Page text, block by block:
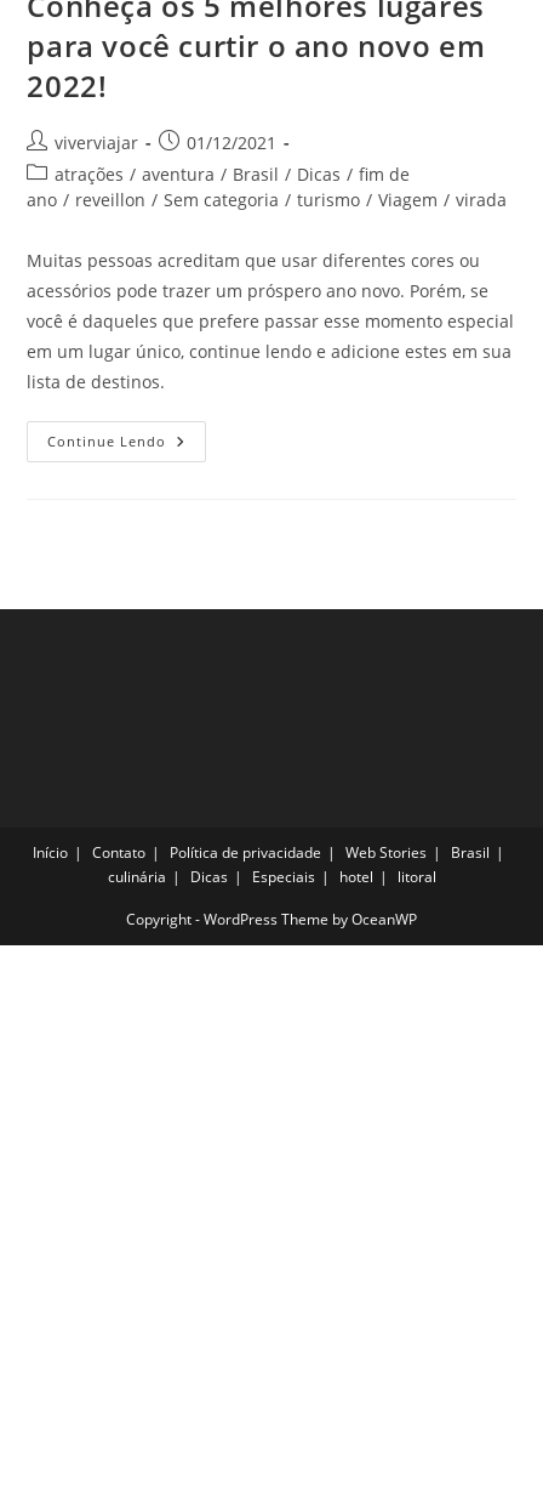
para você curtir o ano novo em
2022!
Autor
do
post:
viverviajar
Post
publicado:
01/12/2021
Categoria
do
atrações / aventura / Brasil / Dicas / fim de
ano / reveillon / Sem categoria / turismo / Viagem / virada
Muitas pessoas acreditam que usar diferentes cores ou
acessórios pode trazer um próspero ano novo. Porém, se
você é daqueles que prefere passar esse momento especial
em um lugar único, continue lendo e adicione estes em sua
lista de destinos.
Continue Lendo Conheça
Os
Novo
Início Contato Política de privacidade Web Stories
Brasil
culinária
Dicas Especiais hotel litoral
Copyright - WordPress Theme by OceanWP